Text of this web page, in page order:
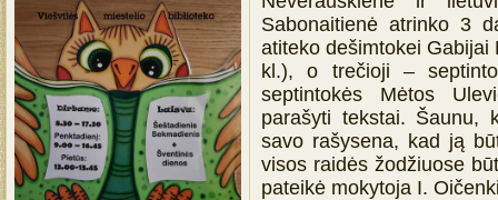
Sabonaitienė atrinko 3
atiteko dešimtokei
kl.), o trečioji –
septintokės Mėtos
parašyti tekstai. Šaunu,
savo rašysena, kad ją
visos raidės žodžiuose
pateikė mokytoja I.